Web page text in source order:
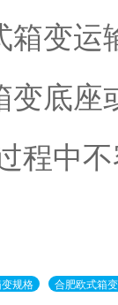
变
底
程中
规格 合肥欧式箱